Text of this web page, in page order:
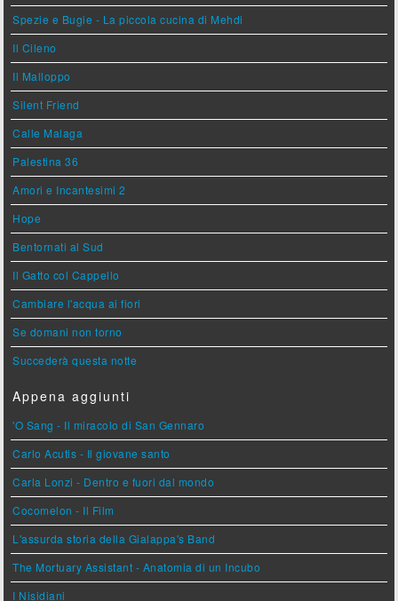
Spezie e Bugie - La piccola cucina di Mehdi
Il Cileno
Il Malloppo
Silent Friend
Calle Malaga
Palestina 36
Amori e Incantesimi 2
Hope
Bentornati al Sud
Il Gatto col Cappello
Cambiare l'acqua ai fiori
Se domani non torno
Succederà questa notte
Appena aggiunti
'O Sang - Il miracolo di San Gennaro
Carlo Acutis - Il giovane santo
Carla Lonzi - Dentro e fuori dal mondo
Cocomelon - Il Film
L'assurda storia della Gialappa's Band
The Mortuary Assistant - Anatomia di un Incubo
I Nisidiani